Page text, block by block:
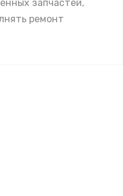
запчастей,
ремонт